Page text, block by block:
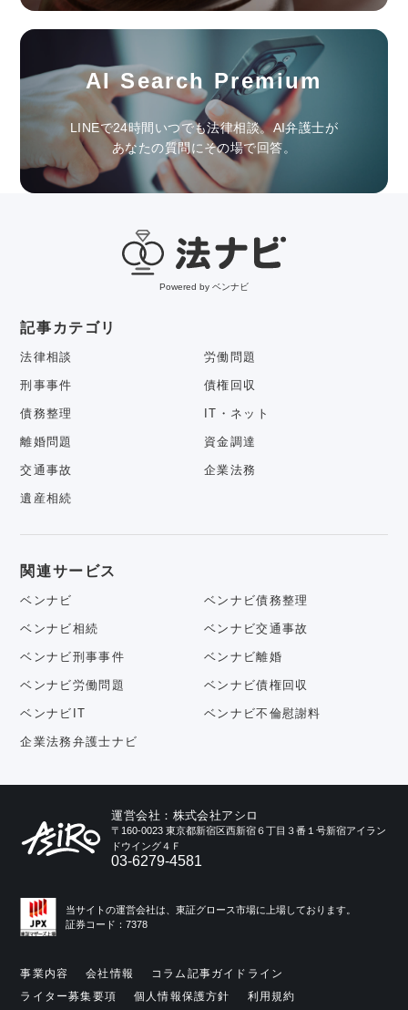
AI Search Premium
LINEで24時間いつでも法律相談。AI弁護士が
あなたの質問にその場で回答。
Powered by ベンナビ
記事カテゴリ
法律相談 労働問題
刑事事件 債権回収
債務整理 IT・ネット
離婚問題 資金調達
交通事故 企業法務
遺産相続
関連サービス
ベンナビ ベンナビ債務整理
ベンナビ相続 ベンナビ交通事故
ベンナビ刑事事件 ベンナビ離婚
ベンナビ労働問題 ベンナビ債権回収
ベンナビIT ベンナビ不倫慰謝料
企業法務弁護士ナビ
運営会社：株式会社アシロ
〒160-0023 東京都新宿区西新宿６丁目３番１号新宿アイラン
ドウイング４Ｆ
03-6279-4581
当サイトの運営会社は、東証グロース市場に上場しております。
証券コード：7378
事業内容 会社情報
コラム記事ガイドライン
ライター募集要項
個人情報保護方針 利用規約